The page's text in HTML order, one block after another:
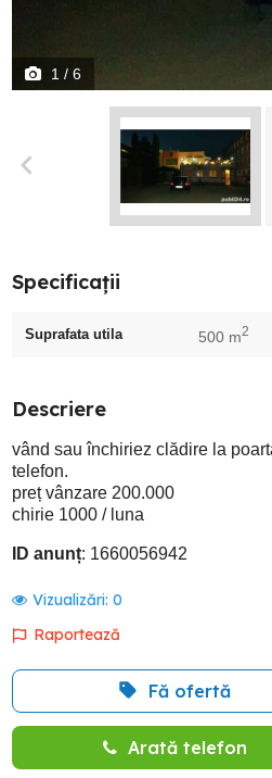
1 / 6
Specificații
Suprafata utila 500 m2
Descriere
vând sau închiriez clădire la
telefon.
preț vânzare 200.000
chirie 1000 / luna
ID anunț: 1660056942
Vizualizări: 0
Raportează
Fă ofertă
Arată telefon